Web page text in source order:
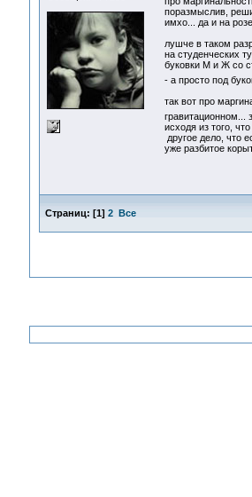
поразмыслив,
имхо... да и на
лушче в таком
на студенческих
буковки М и Ж со
- а просто под
так вот про
гравитационном...
исходя из того,
другое дело, что
уже разбитое
Страниц: [1] 2 Все